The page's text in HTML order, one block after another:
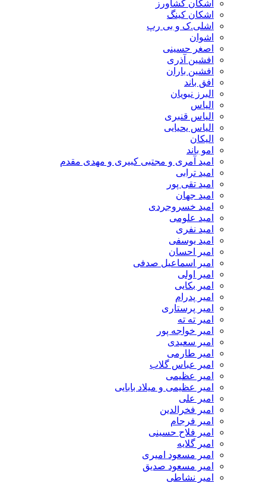
اشکان کشاورز
اشکان کینگ
اشلی.ک و بی رپ
اشوان
اصغر حسینی
افشین آذری
افشین باران
افق باند
البرز نبویان
الیاس
الیاس قنبرى
الیاس یحیایی
الیکان
امو باند
امید آمری و مجتبی کبیری و مهدى مقدم
امید ترابی
امید تقی پور
امید جهان
امید خسروجردی
امید علومی
امید نفری
امید یوسفی
امیر احسان
امیر اسماعیل صدفی
امیر اولی
امیر بکایی
امیر پدرام
امیر پرستاری
امیر ته ته
امیر خواجه پور
امیر سعیدی
امیر طارمی
امیر عباس گلاب
امیر عظیمی
امیر عظیمی و میلاد بابایی
امیر علی
امیر فخرالدین
امیر فرجام
امیر فلاح حسینی
امیر گلایه
امیر مسعود امیری
امیر مسعود صدیق
امیر نشاطی